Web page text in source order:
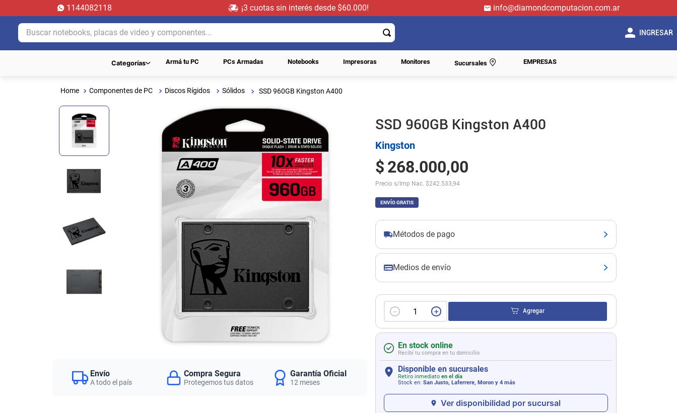
1144082118 ¡3 cuotas sin interés desde $60.000!
info@diamondcomputacion.com.ar
Buscar notebooks, placas de video y componentes...
INGRESAR
Categorías Armá tu PC PCs Armadas Notebooks Impresoras Monitores Sucursales EMPRESAS
Componentes de PC Discos Rígidos Sólidos SSD 960GB Kingston A400
Envío
A todo el país
Compra Segura
Protegemos tus datos
Garantía Oficial
12 meses
SSD 960GB Kingston A400
Kingston
$ 268.000,00
Precio s/Imp Nac. $242.533,94
ENVÍO GRATIS
Métodos de pago
Medios de envío
＋
－ Agregar
En stock online
Recibí tu compra en tu domicilio
Disponible en sucursales
Retiro inmediato en el día
Stock en: San Justo, Laferrere, Morony 4 más
Ver disponibilidad por sucursal